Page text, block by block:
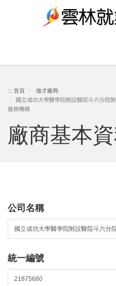
容
區
::: 首頁
徵才廠商
國立成功大學醫學院附設醫院斗六分院
服務機構
廠商基本
公司名稱
統一編號